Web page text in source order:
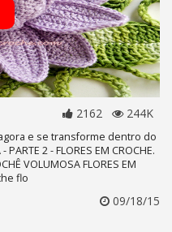
2162 244K
e se transforme dentro do
2 - FLORES EM CROCHE.
VOLUMOSA FLORES EM
flo
09/18/15